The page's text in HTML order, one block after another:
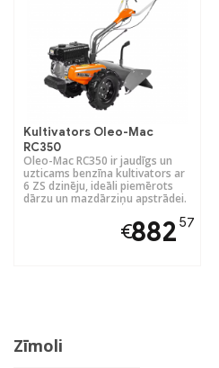
Kultivators Oleo-Mac
RC350
Oleo-Mac RC350 ir jaudīgs un
uzticams benzīna kultivators ar
6 ZS dzinēju, ideāli piemērots
dārzu un mazdārziņu apstrādei.
€882 57
Zīmoli